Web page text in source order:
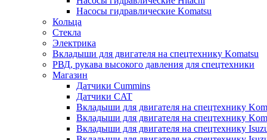
Насосы гидравлические Komatsu
Кольца
Стекла
Электрика
Вкладыши для двигателя на спецтехнику Komatsu
РВД, рукава высокого давления для спецтехники
Магазин
Датчики Cummins
Датчики CAT
Вкладыши для двигателя на спецтехнику
Вкладыши для двигателя на спецтехнику
Вкладыши для двигателя на спецтехнику